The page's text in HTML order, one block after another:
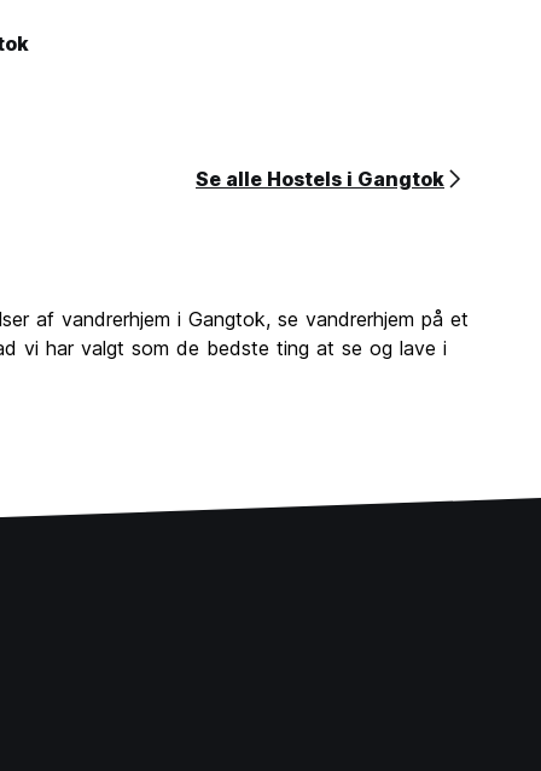
Se alle Hostels i Gangtok
af vandrerhjem i Gangtok, se vandrerhjem på et
vi har valgt som de bedste ting at se og lave i